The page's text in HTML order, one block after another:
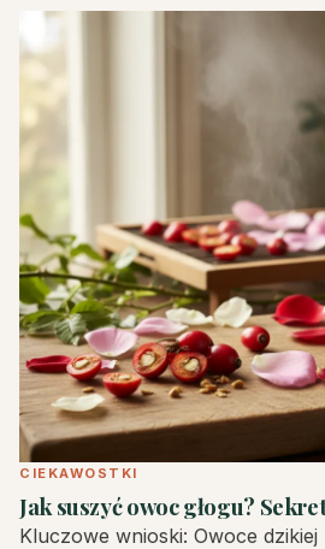
CIEKAWOSTKI
Jak suszyć owoc głogu?
Kluczowe wnioski: Owoce